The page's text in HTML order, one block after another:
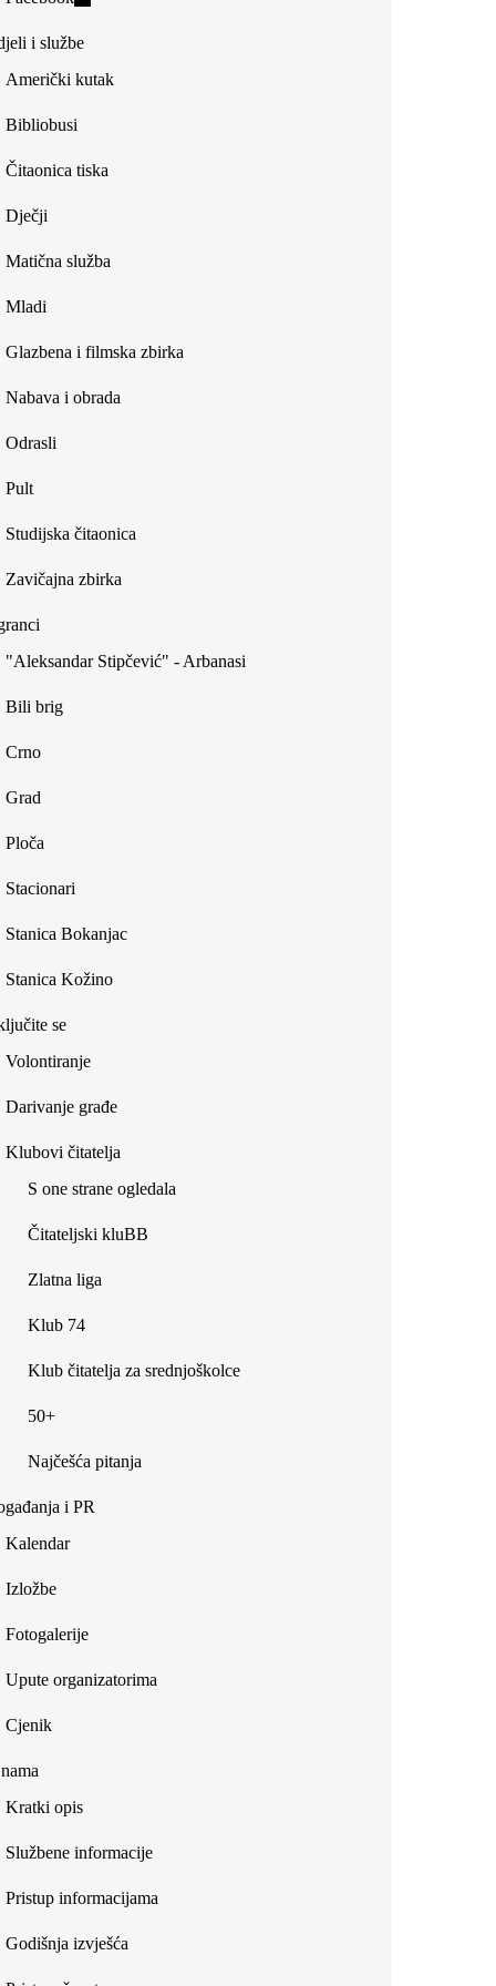
external)
external)
i službe
Američki kutak
Bibliobusi
Čitaonica tiska
Dječji
Matična služba
Mladi
Glazbena i filmska zbirka
Nabava i obrada
Odrasli
Pult
Studijska čitaonica
Zavičajna zbirka
"Aleksandar Stipčević" - Arbanasi
Bili brig
Crno
Grad
Ploča
Stacionari
Stanica Bokanjac
Stanica Kožino
se
Volontiranje
Darivanje građe
Klubovi čitatelja
S one strane ogledala
Čitateljski kluBB
Zlatna liga
Klub 74
Klub čitatelja za srednjoškolce
50+
Najčešća pitanja
i PR
Kalendar
Izložbe
Fotogalerije
Upute organizatorima
Cjenik
Kratki opis
Službene informacije
Pristup informacijama
Godišnja izvješća